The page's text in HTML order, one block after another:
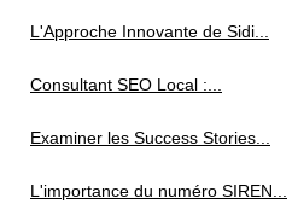
L'Approche Innovante de Sidi...
Consultant SEO Local :...
Examiner les Success Stories...
L'importance du numéro SIREN...